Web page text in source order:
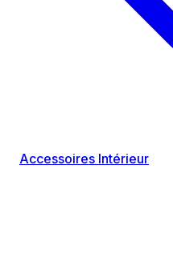
Accessoires Intérieur